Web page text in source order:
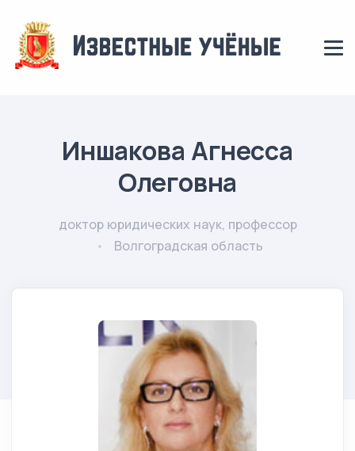
Иншакова Агнесса
Олеговна
доктор юридических наук, профессор
Волгоградская область